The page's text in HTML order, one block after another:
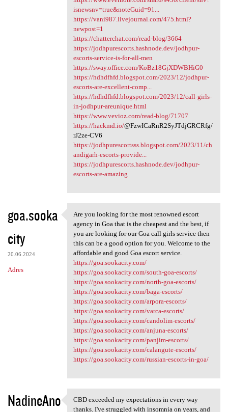
isnewsnv=true&noteGuid=91...
https://vani987.livejournal.com/475.html?
newpost=1
https://chatterchat.com/read-blog/3664
https://jodhpurescorts.hashnode.dev/jodhpur-
escorts-service-is-for-all-men
https://sway.office.com/KoBz18GjXDWBHiG0
https://hdhdfhfd.blogspot.com/2023/12/jodhpur-
escorts-are-excellent-comp...
https://hdhdfhfd.blogspot.com/2023/12/call-girls-
in-jodhpur-areunique.html
https://www.vevioz.com/read-blog/71707
https://hackmd.io/@FzwICaRnR2SyJTdjGRCRfg/
rJ2ze-CV6
https://jodhpurescortsss.blogspot.com/2023/11/ch
andigarh-escorts-provide...
https://jodhpurescorts.hashnode.dev/jodhpur-
escorts-are-amazing
goa.sooka
city
20.06.2024
Adres
Are you looking for the most
Are you looking for the most renowned escort
agency in Goa that is the cheapest and the best, if
you are looking for our Goa call girls service then
this can be a good option for you. Welcome to the
affordable and good Goa escort service.
https://goa.sookacity.com/
https://goa.sookacity.com/south-goa-escorts/
https://goa.sookacity.com/north-goa-escorts/
https://goa.sookacity.com/baga-escorts/
https://goa.sookacity.com/arpora-escorts/
https://goa.sookacity.com/varca-escorts/
https://goa.sookacity.com/candolim-escorts/
https://goa.sookacity.com/anjuna-escorts/
https://goa.sookacity.com/panjim-escorts/
https://goa.sookacity.com/calangute-escorts/
https://goa.sookacity.com/russian-escorts-in-goa/
NadineAno CBD exceeded my expectations
CBD exceeded my expectations in every way
thanks. I've struggled with insomnia on years, and